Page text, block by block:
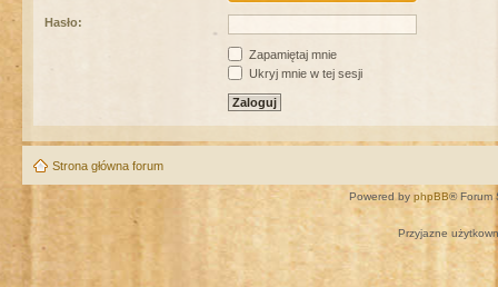
Hasło:
Zapamiętaj mnie
Ukryj mnie w tej sesji
Strona główna forum
Powered by phpBB® Forum
Przyjazne